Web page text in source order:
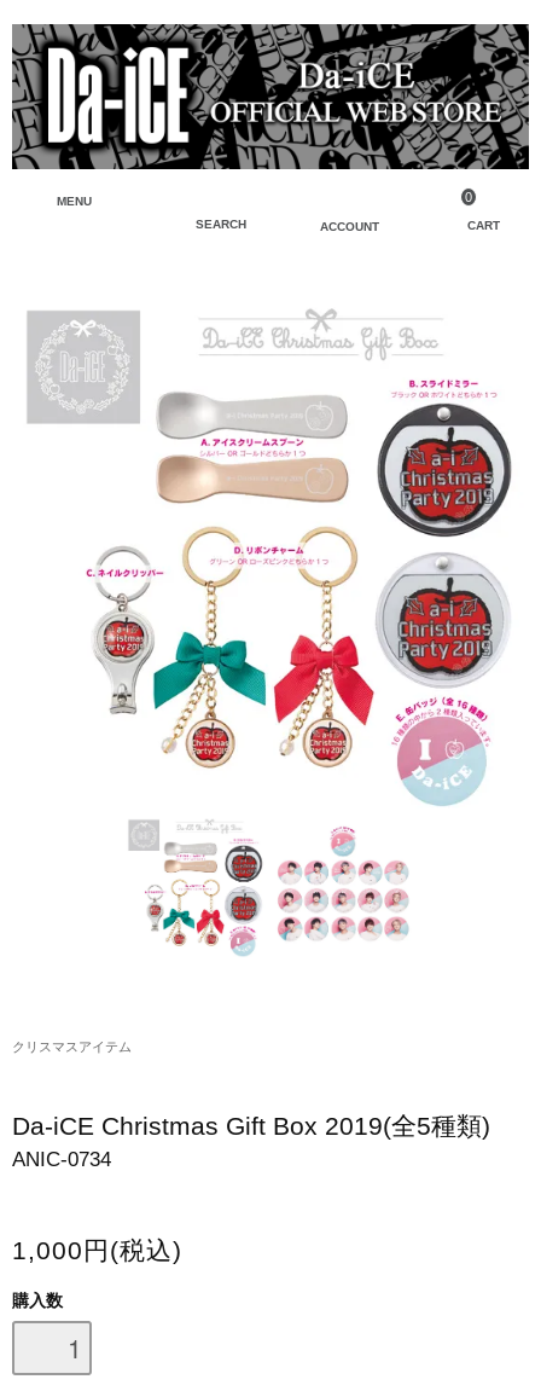
MENU
SEARCH
ACCOUNT CART
0
フェイスタオル・タオル
Tシャツ・シャツ
パーカー・スウェット・ブルゾン
バッグ・ポーチ
キーホルダー・チャーム
アクリルスタンド・アクセサリー・帽子
缶バッジ・ステッカー
生活雑貨・菓子・ゲーム
工藤大輝グッズ
大野雄大グッズ
花村想太｜Natural Lag(ナチュラルラグ)グッズ
和田颯｜Wagic Hour Worksグッズ
会場限定グッズ
検索
会員登録
ログイン
クリスマスアイテム
Da-iCE Christmas Gift Box 2019(全5種類)
ANIC-0734
1,000円(税込)
購入数